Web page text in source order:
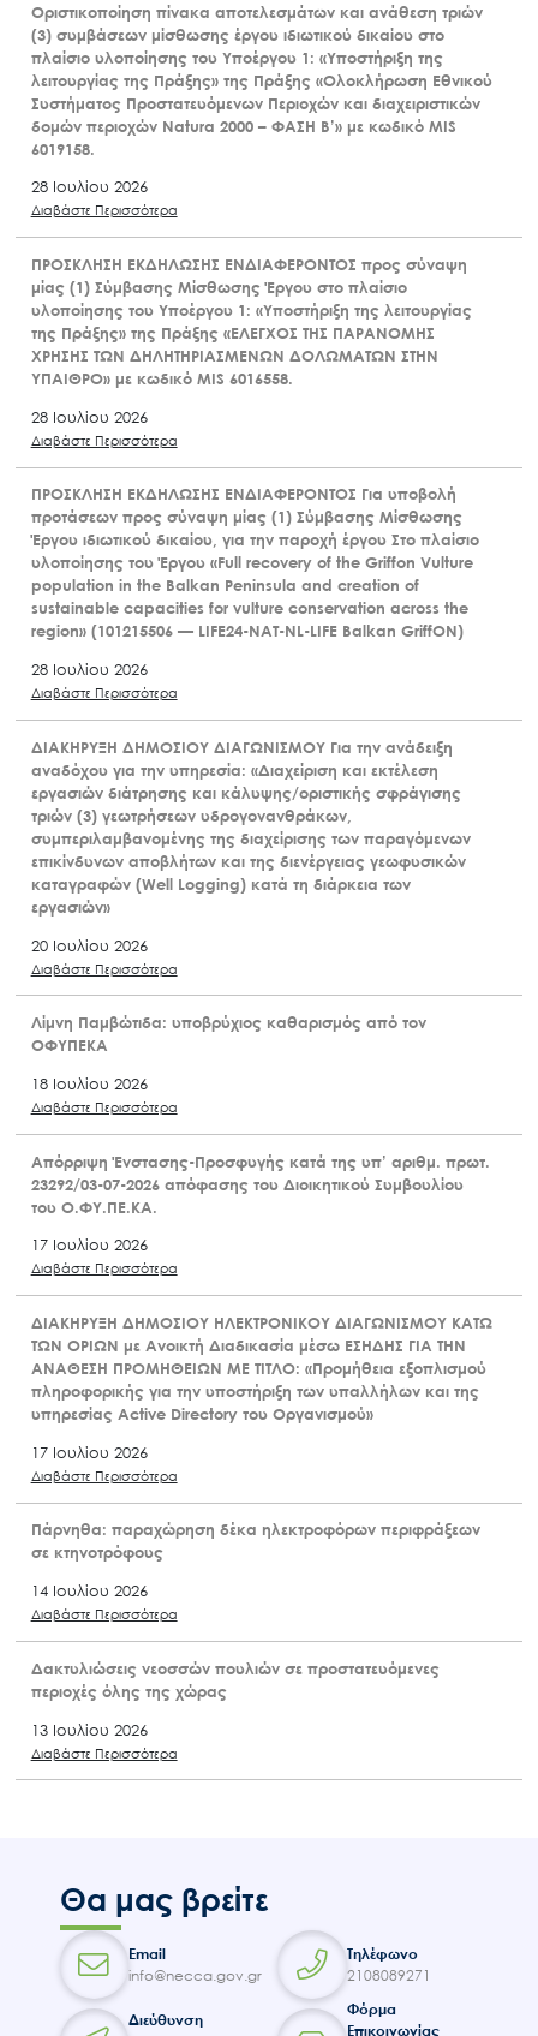
Οριστικοποίηση πίνακα αποτελεσμάτων και ανάθεση τριών
(3) συμβάσεων μίσθωσης έργου ιδιωτικού δικαίου στο
πλαίσιο υλοποίησης του Υποέργου 1: «Υποστήριξη της
λειτουργίας της Πράξης» της Πράξης «Ολοκλήρωση Εθνικού
Συστήματος Προστατευόμενων Περιοχών και διαχειριστικών
δομών περιοχών Natura 2000 – ΦΑΣΗ Β’» με κωδικό MIS
6019158.
28 Ιουλίου 2026
Διαβάστε Περισσότερα
ΠΡΟΣΚΛΗΣΗ ΕΚΔΗΛΩΣΗΣ ΕΝΔΙΑΦΕΡΟΝΤΟΣ προς σύναψη
μίας (1) Σύμβασης Μίσθωσης Έργου στο πλαίσιο
υλοποίησης του Υποέργου 1: «Υποστήριξη της λειτουργίας
της Πράξης» της Πράξης «ΕΛΕΓΧΟΣ ΤΗΣ ΠΑΡΑΝΟΜΗΣ
ΧΡΗΣΗΣ ΤΩΝ ΔΗΛΗΤΗΡΙΑΣΜΕΝΩΝ ΔΟΛΩΜΑΤΩΝ ΣΤΗΝ
ΥΠΑΙΘΡΟ» με κωδικό MIS 6016558.
28 Ιουλίου 2026
Διαβάστε Περισσότερα
ΠΡΟΣΚΛΗΣΗ ΕΚΔΗΛΩΣΗΣ ΕΝΔΙΑΦΕΡΟΝΤΟΣ Για υποβολή
προτάσεων προς σύναψη μίας (1) Σύμβασης Μίσθωσης
Έργου ιδιωτικού δικαίου, για την παροχή έργου Στο πλαίσιο
υλοποίησης του Έργου «Full recovery of the Griffon Vulture
population in the Balkan Peninsula and creation of
sustainable capacities for vulture conservation across the
region» (101215506 — LIFE24-NAT-NL-LIFE Balkan GriffON)
28 Ιουλίου 2026
Διαβάστε Περισσότερα
ΔΙΑΚΗΡΥΞΗ ΔΗΜΟΣΙΟΥ ΔΙΑΓΩΝΙΣΜΟΥ Για την ανάδειξη
αναδόχου για την υπηρεσία: «Διαχείριση και εκτέλεση
εργασιών διάτρησης και κάλυψης/οριστικής σφράγισης
τριών (3) γεωτρήσεων υδρογονανθράκων,
συμπεριλαμβανομένης της διαχείρισης των παραγόμενων
επικίνδυνων αποβλήτων και της διενέργειας γεωφυσικών
καταγραφών (Well Logging) κατά τη διάρκεια των
εργασιών»
20 Ιουλίου 2026
Διαβάστε Περισσότερα
Λίμνη Παμβώτιδα: υποβρύχιος καθαρισμός από τον
ΟΦΥΠΕΚΑ
18 Ιουλίου 2026
Διαβάστε Περισσότερα
Απόρριψη Ένστασης-Προσφυγής κατά της υπ’ αριθμ. πρωτ.
23292/03-07-2026 απόφασης του Διοικητικού Συμβουλίου
του Ο.ΦΥ.ΠΕ.ΚΑ.
17 Ιουλίου 2026
Διαβάστε Περισσότερα
ΔΙΑΚΗΡΥΞΗ ΔΗΜΟΣΙΟΥ ΗΛΕΚΤΡΟΝΙΚΟΥ ΔΙΑΓΩΝΙΣΜΟΥ ΚΑΤΩ
ΤΩΝ ΟΡΙΩΝ με Ανοικτή Διαδικασία μέσω ΕΣΗΔΗΣ ΓΙΑ ΤΗΝ
ΑΝΑΘΕΣΗ ΠΡΟΜΗΘΕΙΩΝ ΜΕ ΤΙΤΛΟ: «Προμήθεια εξοπλισμού
πληροφορικής για την υποστήριξη των υπαλλήλων και της
υπηρεσίας Active Directory του Οργανισμού»
17 Ιουλίου 2026
Διαβάστε Περισσότερα
Πάρνηθα: παραχώρηση δέκα ηλεκτροφόρων περιφράξεων
σε κτηνοτρόφους
14 Ιουλίου 2026
Διαβάστε Περισσότερα
Δακτυλιώσεις νεοσσών πουλιών σε προστατευόμενες
περιοχές όλης της χώρας
13 Ιουλίου 2026
Διαβάστε Περισσότερα
Θα μας βρείτε
Email
info@necca.gov.gr
Τηλέφωνο
2108089271
Διεύθυνση
Φόρμα
Επικοινωνίας